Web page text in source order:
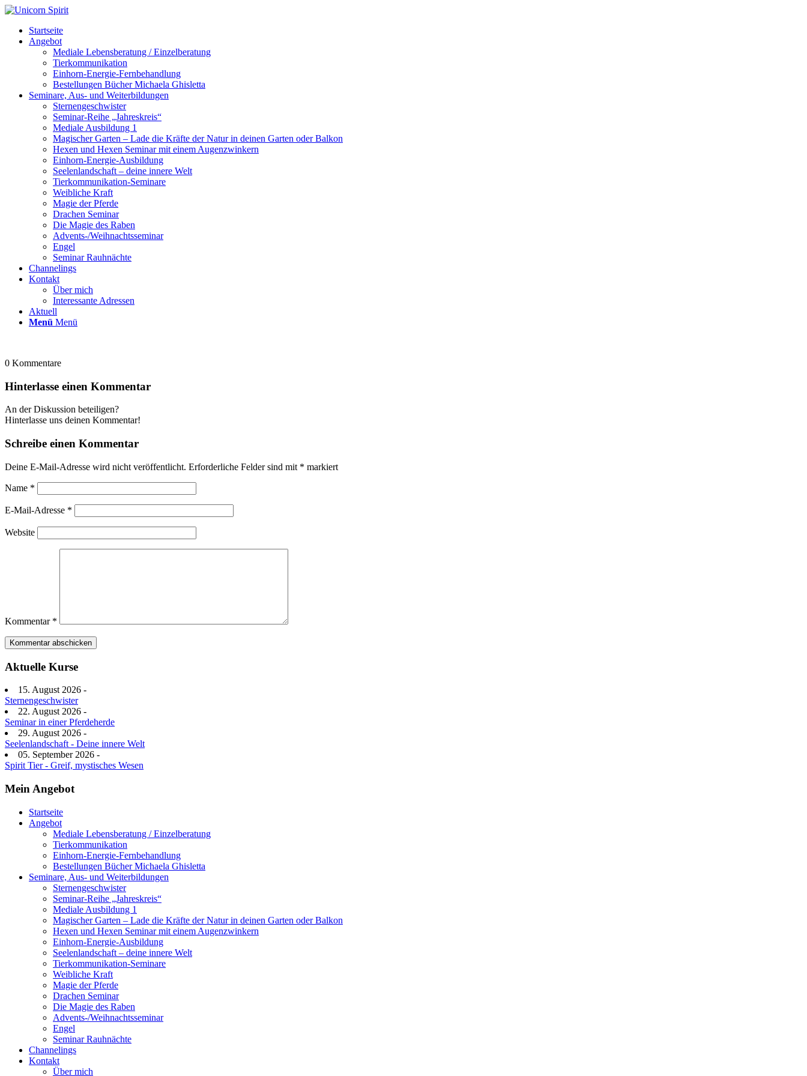
Startseite
Angebot
Mediale Lebensberatung / Einzelberatung
Tierkommunikation
Einhorn-Energie-Fernbehandlung
Bestellungen Bücher Michaela Ghisletta
Seminare, Aus- und Weiterbildungen
Sternengeschwister
Seminar-Reihe „Jahreskreis“
Mediale Ausbildung 1
Magischer Garten – Lade die Kräfte der Natur in deinen Garten oder Balkon
Hexen und Hexen Seminar mit einem Augenzwinkern
Einhorn-Energie-Ausbildung
Seelenlandschaft – deine innere Welt
Tierkommunikation-Seminare
Weibliche Kraft
Magie der Pferde
Drachen Seminar
Die Magie des Raben
Advents-/Weihnachtsseminar
Engel
Seminar Rauhnächte
Channelings
Kontakt
Über mich
Interessante Adressen
Aktuell
Menü Menü
0 Kommentare
Hinterlasse einen Kommentar
An der Diskussion beteiligen?
Hinterlasse uns deinen Kommentar!
Schreibe einen Kommentar
Deine E-Mail-Adresse wird nicht veröffentlicht. Erforderliche Felder sind mit * markiert
Name *
E-Mail-Adresse *
Website
Kommentar *
Aktuelle Kurse
15. August 2026 -
Sternengeschwister
22. August 2026 -
Seminar in einer Pferdeherde
29. August 2026 -
Seelenlandschaft - Deine innere Welt
05. September 2026 -
Spirit Tier - Greif, mystisches Wesen
Mein Angebot
Startseite
Angebot
Mediale Lebensberatung / Einzelberatung
Tierkommunikation
Einhorn-Energie-Fernbehandlung
Bestellungen Bücher Michaela Ghisletta
Seminare, Aus- und Weiterbildungen
Sternengeschwister
Seminar-Reihe „Jahreskreis“
Mediale Ausbildung 1
Magischer Garten – Lade die Kräfte der Natur in deinen Garten oder Balkon
Hexen und Hexen Seminar mit einem Augenzwinkern
Einhorn-Energie-Ausbildung
Seelenlandschaft – deine innere Welt
Tierkommunikation-Seminare
Weibliche Kraft
Magie der Pferde
Drachen Seminar
Die Magie des Raben
Advents-/Weihnachtsseminar
Engel
Seminar Rauhnächte
Channelings
Kontakt
Über mich